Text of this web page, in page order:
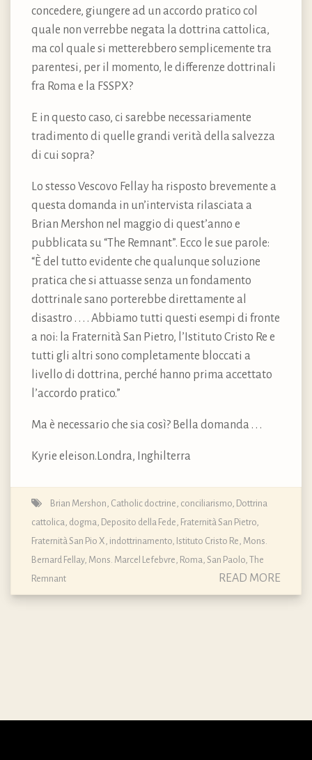
concedere, giungere ad un accordo pratico col
quale non verrebbe negata la dottrina cattolica,
ma col quale si metterebbero semplicemente tra
parentesi, per il momento, le differenze dottrinali
fra Roma e la FSSPX?
E in questo caso, ci sarebbe necessariamente
tradimento di quelle grandi verità della salvezza
di cui sopra?
Lo stesso Vescovo Fellay ha risposto brevemente a
questa domanda in un’intervista rilasciata a
Brian Mershon nel maggio di quest’anno e
pubblicata su “The Remnant”. Ecco le sue parole:
“È del tutto evidente che qualunque soluzione
pratica che si attuasse senza un fondamento
dottrinale sano porterebbe direttamente al
disastro . . . . Abbiamo tutti questi esempi di fronte
a noi: la Fraternità San Pietro, l’Istituto Cristo Re e
tutti gli altri sono completamente bloccati a
livello di dottrina, perché hanno prima accettato
l’accordo pratico.”
Ma è necessario che sia così? Bella domanda . . .
Kyrie eleison.Londra, Inghilterra
Brian Mershon, Catholic doctrine, conciliarismo, Dottrina
cattolica, dogma, Deposito della Fede, Fraternità San Pietro,
Fraternità San Pio X, indottrinamento, Istituto Cristo Re, Mons.
Bernard Fellay, Mons. Marcel Lefebvre, Roma, San Paolo, The
Remnant
READ MORE